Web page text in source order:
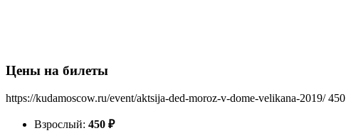
Цены на билеты
https://kudamoscow.ru/event/aktsija-ded-moroz-v-dome-velikana-2019/ 450
Взрослый: 450 ₽